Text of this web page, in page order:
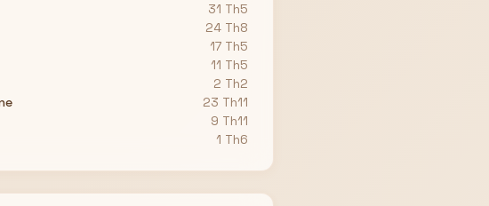
31 Th5
24 Th8
17 Th5
11 Th5
2 Th2
23 Th11
9 Th11
1 Th6